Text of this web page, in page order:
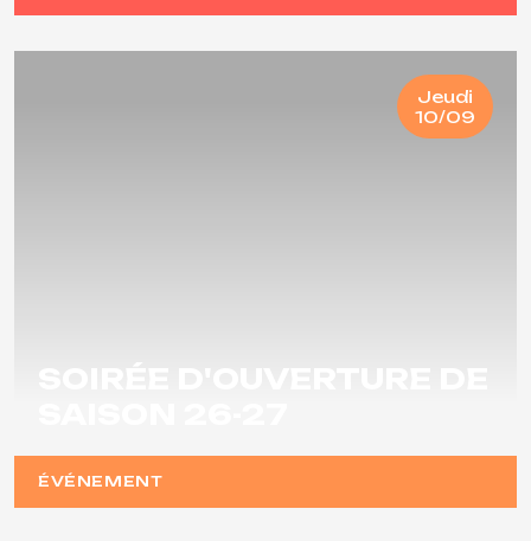
Jeudi
10/09
ÉVÉNEMENT